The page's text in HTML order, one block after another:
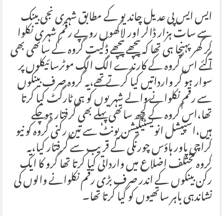
ایس ایس پی عدیل چاندیو کے مطابق شہری نجی بینک
سے سات ہزار ڈالر اور لاکھوں روپے رقم شہری نکلوا
کر گھر پہنچا ہی تھا کہ پیچھے پیچھے ڈکیت گروہ کے ساتھی بھی
آگئے اس گروہ کے کارندے الگ الگ موٹرسائیکلوں پر
سوار ہو کر وارداتیں کیا کرتے تھے،یہ گروہ صرف بینکوں
سے رقم نکلوانے والے شہریوں کو ہی ٹارگٹ کیا کرتا
تھا،اس گروہ کے کچھ ساتھی پہلے بھی گرفتار ہو چکے
ہیں،اسپیشل انویسٹیگیشن یونٹ سے تین رکنی گروہ کو نیو
کراچی پاور ہاؤس چورنگی کے قریب سے گرفتار کیا،یہ
گروہ مختلف اضلاع میں وارداتی کیا کرتا تھا گرو کا ایک
رکن بینکوں کے اندر صرف بڑی رقم نکلوانے والوں کی
نشاندہی باہر ساتھیوں کو کیا کرتا تھا۔